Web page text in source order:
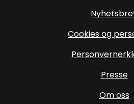
Cookies og
Presse
Om oss